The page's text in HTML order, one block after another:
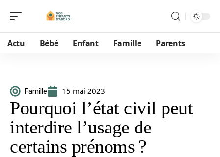
Actu Bébé Enfant Famille Parents
Famille 15 mai 2023
Pourquoi l’état civil peut
interdire l’usage de
certains prénoms ?